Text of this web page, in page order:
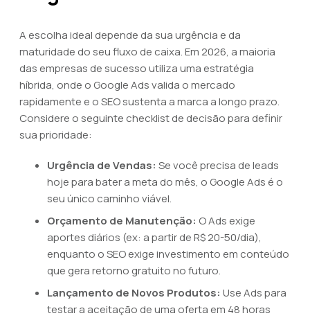
A escolha ideal depende da sua urgência e da
maturidade do seu fluxo de caixa. Em 2026, a maioria
das empresas de sucesso utiliza uma estratégia
híbrida, onde o Google Ads valida o mercado
rapidamente e o SEO sustenta a marca a longo prazo.
Considere o seguinte checklist de decisão para definir
sua prioridade:
Urgência de Vendas: Se você precisa de leads
hoje para bater a meta do mês, o Google Ads é o
seu único caminho viável.
Orçamento de Manutenção: O Ads exige
aportes diários (ex: a partir de R$ 20-50/dia),
enquanto o SEO exige investimento em conteúdo
que gera retorno gratuito no futuro.
Lançamento de Novos Produtos: Use Ads para
testar a aceitação de uma oferta em 48 horas